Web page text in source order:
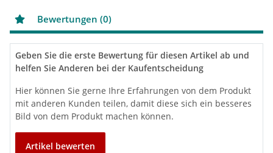
Einsatz sowohl im Neubau als auch in der
Modernisierung
Selbstoptimierende Regelung des Volumenstroms
über Viessmann Hydro AutoControl
Umweltfreundliches, natürliches Kältemittel R290
mit einem besonders niedrigen GWP von 0,02
(GWP = Global Warming Potential)
Komfortabel durch reversible Ausführung für
Heizen und Kühlen
Leise im Betrieb durch Advanced acoustics design
(AAD)
Internetfähig durch integriertes WLAN oder
Bewertungen (0)
Geben Sie die erste Bewertung für diesen Artikel ab und
helfen Sie Anderen bei der Kaufentscheidung
Hier können Sie gerne Ihre Erfahrungen von dem Produkt
mit anderen Kunden teilen, damit diese sich ein besseres
Bild von dem Produkt machen können.
Artikel bewerten